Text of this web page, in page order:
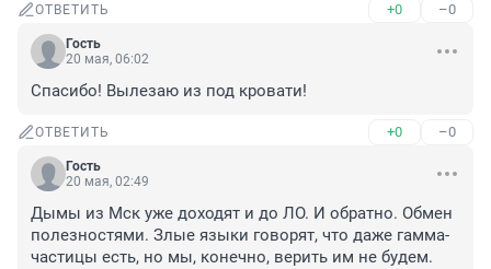
ОТВЕТИТЬ +0 –0
Гость
20 мая, 06:02
Спасибо! Вылезаю из под кровати!
ОТВЕТИТЬ +0 –0
Гость
20 мая, 02:49
Дымы из Мск уже доходят и до ЛО. И обратно. Обмен
полезностями. Злые языки говорят, что даже гамма-
частицы есть, но мы, конечно, верить им не будем.